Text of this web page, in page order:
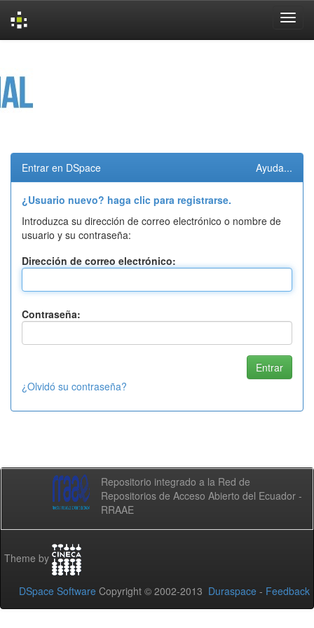
Entrar en DSpace Ayuda...
¿Usuario nuevo? haga clic para registrarse.
Introduzca su dirección de correo electrónico o nombre de
usuario y su contraseña:
Dirección de correo electrónico:
Contraseña:
¿Olvidó su contraseña?
Repositorio integrado a la Red de
Repositorios de Acceso Abierto del Ecuador -
RRAAE
Theme by
DSpace Software Copyright © 2002-2013 Duraspace - Feedback